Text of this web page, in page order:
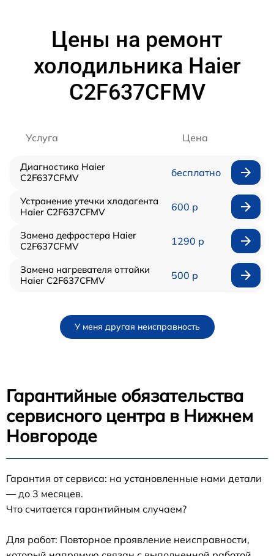
Цены на ремонт
холодильника Haier
C2F637CFMV
Услуга Цена
Диагностика Haier
C2F637CFMV
бесплатно
Устранение утечки хладагента
Haier C2F637CFMV
600 р
Замена дефростера Haier
C2F637CFMV
1290 р
Замена нагревателя оттайки
Haier C2F637CFMV
500 р
У меня другая неисправность
Гарантийные обязательства
сервисного центра в Нижнем
Новгороде
Гарантия от сервиса: на установленные нами детали
— до 3 месяцев.
Что считается гарантийным случаем?
Для работ: Повторное проявление неисправности,